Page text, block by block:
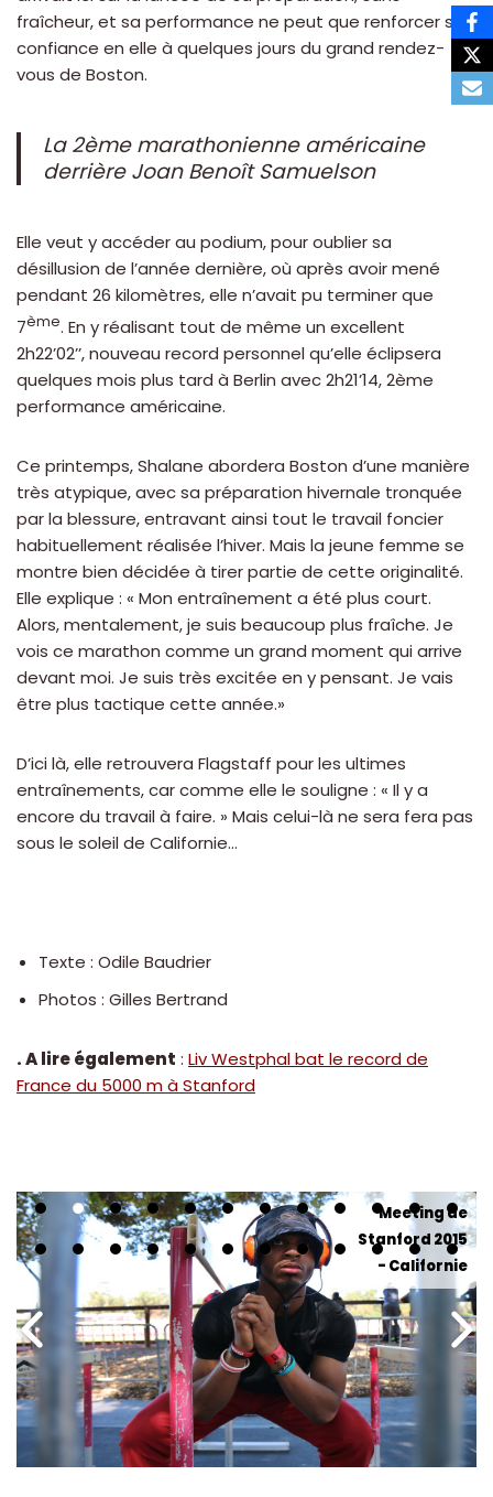
fraîcheur, et sa performance ne peut que renforcer sa
confiance en elle à quelques jours du grand rendez-
vous de Boston.
La 2ème marathonienne américaine
derrière Joan Benoît Samuelson
Elle veut y accéder au podium, pour oublier sa
désillusion de l’année dernière, où après avoir mené
pendant 26 kilomètres, elle n’avait pu terminer que
7ème. En y réalisant tout de même un excellent
2h22’02’’, nouveau record personnel qu’elle éclipsera
quelques mois plus tard à Berlin avec 2h21’14, 2ème
performance américaine.
Ce printemps, Shalane abordera Boston d’une manière
très atypique, avec sa préparation hivernale tronquée
par la blessure, entravant ainsi tout le travail foncier
habituellement réalisée l’hiver. Mais la jeune femme se
montre bien décidée à tirer partie de cette originalité.
Elle explique : « Mon entraînement a été plus court.
Alors, mentalement, je suis beaucoup plus fraîche. Je
vois ce marathon comme un grand moment qui arrive
devant moi. Je suis très excitée en y pensant. Je vais
être plus tactique cette année.»
D’ici là, elle retrouvera Flagstaff pour les ultimes
entraînements, car comme elle le souligne : « Il y a
encore du travail à faire. » Mais celui-là ne sera fera pas
sous le soleil de Californie…
Texte : Odile Baudrier
Photos : Gilles Bertrand
. A lire également : Liv Westphal bat le record de
France du 5000 m à Stanford
Meeting de
Stanford 2015
- Californie